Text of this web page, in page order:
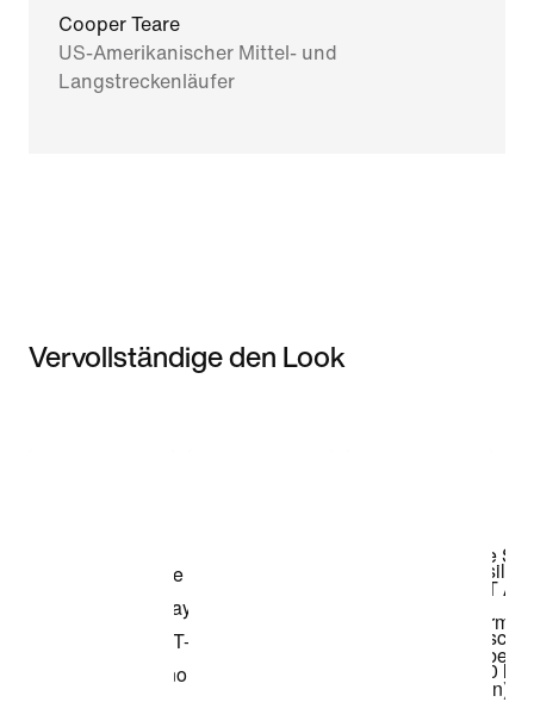
Cooper Teare
US-Amerikanischer Mittel- und
Langstreckenläufer
Vervollständige den Look